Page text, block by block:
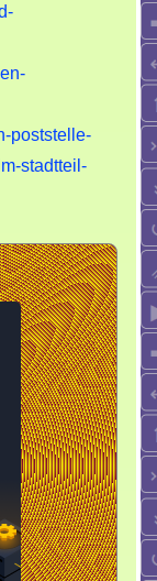
poststelle-
stadtteil-